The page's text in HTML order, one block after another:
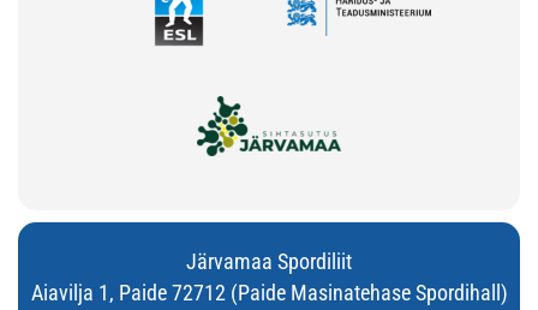
Järvamaa Spordiliit
Aiavilja 1, Paide 72712 (Paide Masinatehase Spordihall)